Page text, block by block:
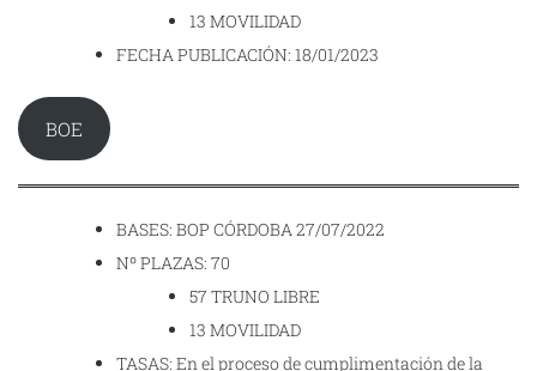
13 MOVILIDAD
FECHA PUBLICACIÓN: 18/01/2023
BOE
BASES: BOP CÓRDOBA 27/07/2022
Nº PLAZAS: 70
57 TRUNO LIBRE
13 MOVILIDAD
TASAS: En el proceso de cumplimentación de la